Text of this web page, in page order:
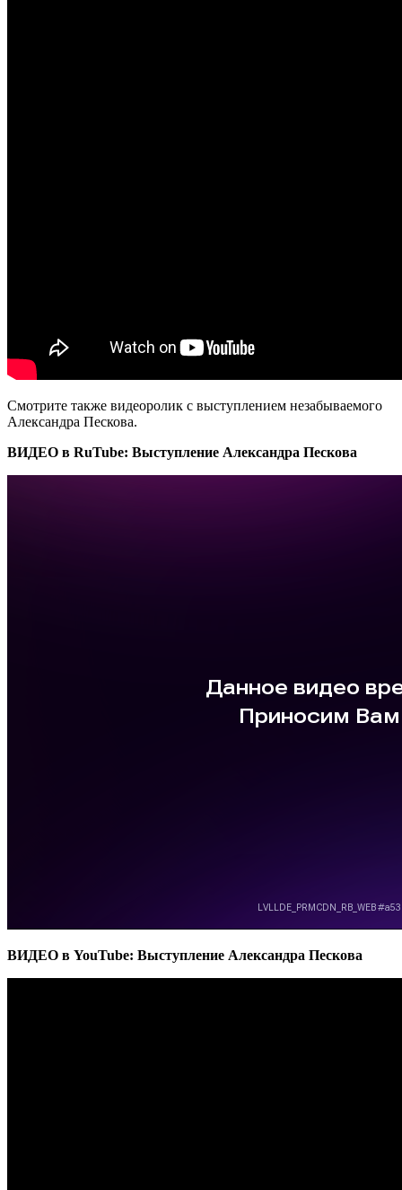
Смотрите также видеоролик с выступлением незабываемого
Александра Пескова.
ВИДЕО в RuTube: Выступление Александра Пескова
ВИДЕО в YouTube: Выступление Александра Пескова